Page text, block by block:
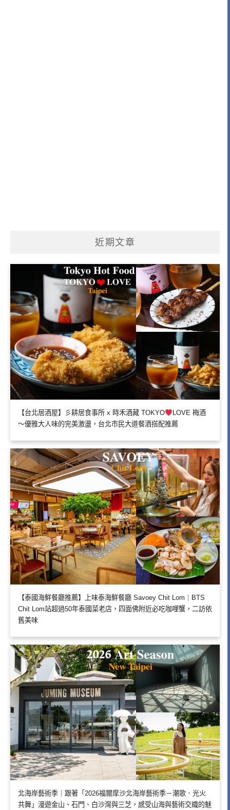
近期文章
【台北居酒屋】彡耕居食事所 x 時禾酒藏 TOKYO
LOVE 梅酒
～優雅大人味的完美激盪，台北市民大道餐酒搭配推薦
【泰國海鮮餐廳推薦】上味泰海鮮餐廳 Savoey Chit Lom｜BTS
Chit Lom站超過50年泰國菜老店，四面佛附近必吃咖哩蟹，二訪依
舊美味
北海岸藝術季｜跟著「2026福爾摩沙北海岸藝術季－潮歌．光火
共舞」漫遊金山、石門、白沙灣與三芝，感受山海與藝術交織的魅